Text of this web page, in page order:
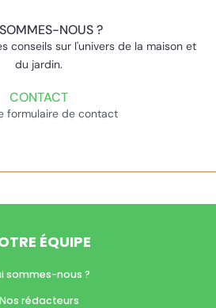
NOUS ?
conseils sur l'univers de la maison et
du jardin.
CONTACT
formulaire de contact
ÉQUIPE
sommes-nous ?
Nos rédacteurs